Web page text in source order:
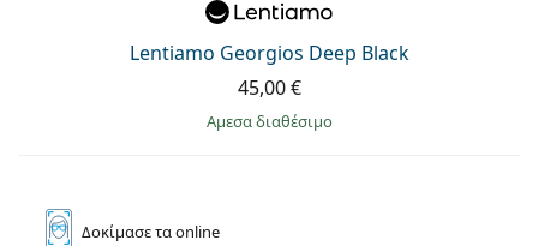
Lentiamo Georgios Deep Black
45,00 €
άμεσα διαθέσιμο
Δοκίμασετα online